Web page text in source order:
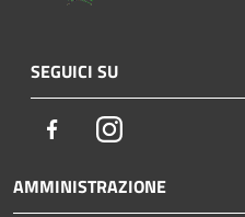
SEGUICI SU
FacebookInstagram
AMMINISTRAZIONE